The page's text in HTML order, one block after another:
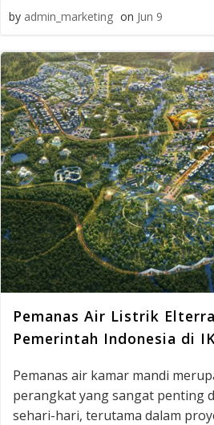
by admin_marketing on Jun 9
Pemanas Air Listrik
Pemerintah Indonesia di
Pemanas air kamar mandi
perangkat yang sangat penting
sehari-hari, terutama dalam